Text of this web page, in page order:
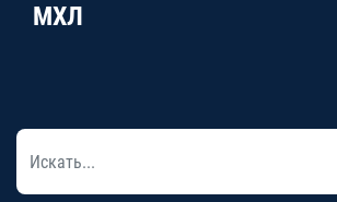
МХЛ